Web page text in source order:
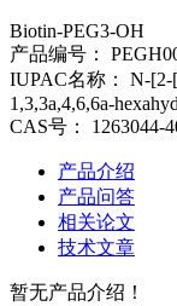
Biotin-PEG3-OH
产品编号：
IUPAC名称： N-[2-
1,3,3a,4,6,6a-
CAS号：
1263044-
产品介绍
产品问答
相关论文
技术文章
暂无产品介绍！